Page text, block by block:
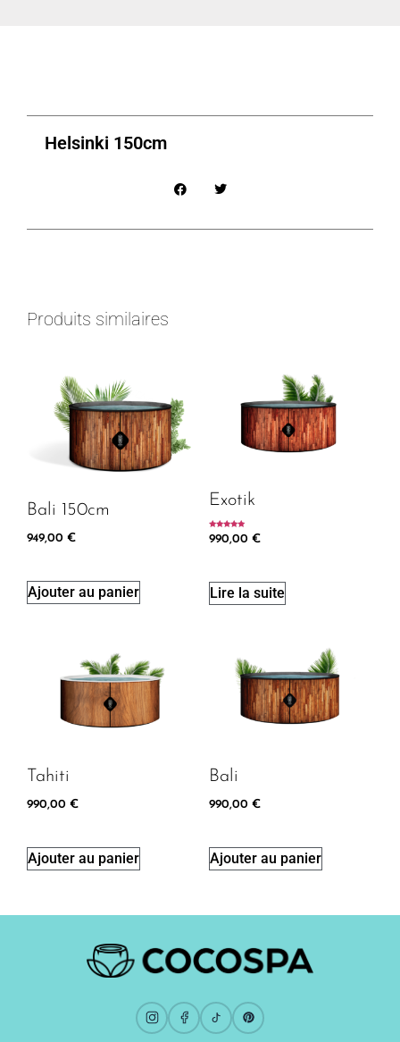
Helsinki 150cm
Produits similaires
Bali 150cm
949,00 €
Ajouter au panier
Exotik
Note
5.00
990,00 €
Lire la suite
Tahiti
990,00 €
Ajouter au panier
Bali
990,00 €
Ajouter au panier